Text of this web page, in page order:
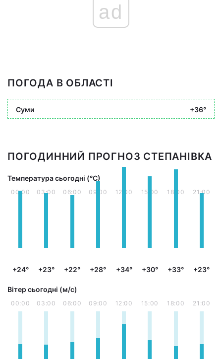
ad
ПОГОДА В ОБЛАСТІ
Суми +36°
ПОГОДИННИЙ ПРОГНОЗ СТЕПАНІВКА
Температура сьогодні (°С)
00:00
+24°
03:00
+23°
06:00
+22°
09:00
+28°
12:00
+34°
15:00
+30°
18:00
+33°
21:00
+23°
Вітер сьогодні (м/с)
00:00 03:00 06:00 09:00 12:00 15:00 18:00 21:00